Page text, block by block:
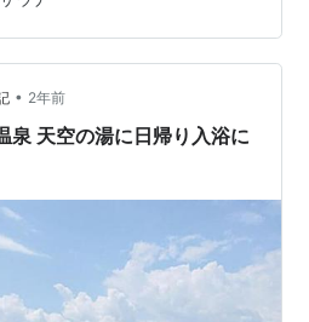
ス、 宿泊施設も兼ねた スー
れ切った身体を癒すべく 旅を一
施設に訪れ ゆっくりとくつろぎ
トの様子。 入浴料金は大…
• 2年前
天空の湯に日帰り入浴に